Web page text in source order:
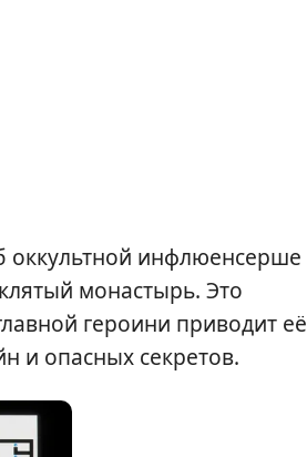
оккультной инфлюенсерше
монастырь. Это
героини приводит её
и опасных секретов.